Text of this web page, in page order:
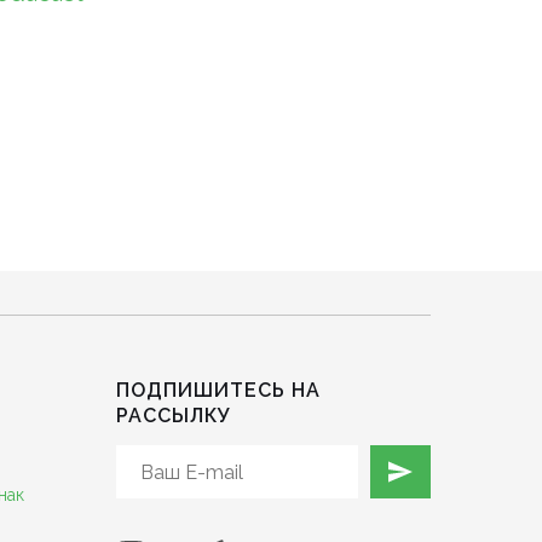
ПОДПИШИТЕСЬ НА
РАССЫЛКУ